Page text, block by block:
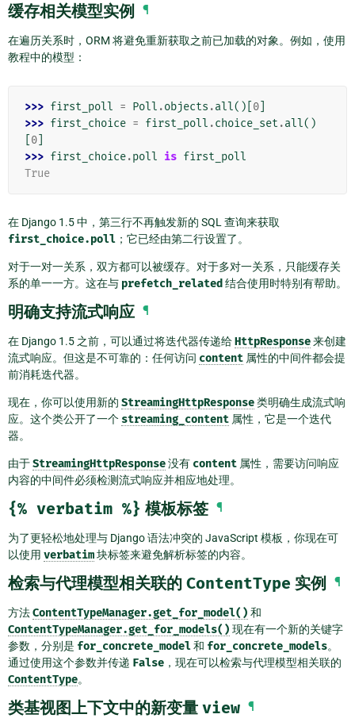
缓存相关模型实例 ¶
在遍历关系时，ORM 将避免重新获取之前已加载的对象。例如，使用
教程中的模型：
>>> first_poll = Poll .objects .all()[ 0
>>> first_choice = first_poll .choice_set .all()
0
>>> first_choice.poll is first_poll
True
在 Django 1.5 中，第三行不再触发新的 SQL 查询来获取
first_choice.poll ；它已经由第二行设置了。
对于一对一关系，双方都可以被缓存。对于多对一关系，只能缓存关
系的单一一方。这在与 prefetch_related 结合使用时特别有帮助。
明确支持流式响应 ¶
在 Django 1.5 之前，可以通过将迭代器传递给HttpResponse来创建
流式响应。但这是不可靠的：任何访问 content 属性的中间件都会提
前消耗迭代器。
现在，你可以使用新的 StreamingHttpResponse类明确生成流式响
应。这个类公开了一个 streaming_content 属性，它是一个迭代
器。
由于StreamingHttpResponse没有 content 属性，需要访问响应
内容的中间件必须检测流式响应并相应地处理。
{% verbatim %} 模板标签 ¶
为了更轻松地处理与 Django 语法冲突的 JavaScript 模板，你现在可
以使用 verbatim块标签来避免解析标签的内容。
检索与代理模型相关联的 ContentType 实例 ¶
方法ContentTypeManager.get_for_model() 和
ContentTypeManager.get_for_models() 现在有一个新的关键字
参数，分别是 for_concrete_model和 for_concrete_models。
通过使用这个参数并传递 False ，现在可以检索与代理模型相关联的
ContentType。
类基视图上下文中的新变量 view ¶